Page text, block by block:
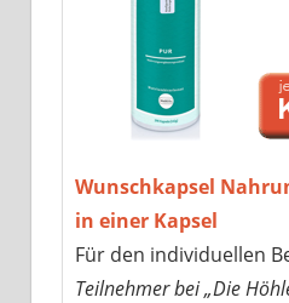
Wunschkapsel
in einer Kapsel
Für den individuellen
Teilnehmer bei „Die